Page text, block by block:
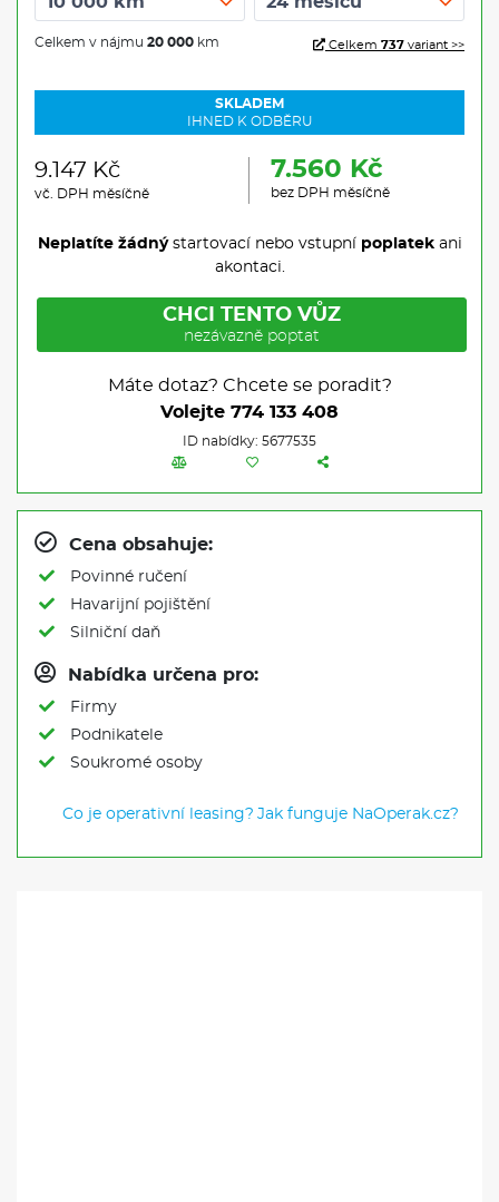
Celkem v nájmu 20 000 km Celkem 737 variant >>
SKLADEM
IHNED K ODBĚRU
9.147 Kč
vč. DPH měsíčně
7.560 Kč
bez DPH měsíčně
Neplatíte žádnýstartovací nebo vstupní poplatekani
akontaci.
CHCI TENTO VŮZ
nezávazně poptat
Máte dotaz? Chcete se poradit?
Volejte 774 133 408
ID nabídky: 5677535
Cena obsahuje:
Povinné ručení
Havarijní pojištění
Silniční daň
Nabídka určena pro:
Firmy
Podnikatele
Soukromé osoby
Co je operativní leasing? Jak funguje NaOperak.cz?